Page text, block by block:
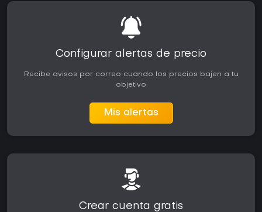
Configurar alertas de precio
Recibe avisos por correo cuando los precios bajen a tu
objetivo
Mis alertas
Crear cuenta gratis